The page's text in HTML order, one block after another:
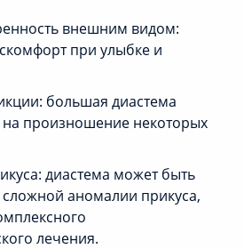
внешним видом:
при улыбке и
большая диастема
на произношение некоторых
диастема может быть
аномалии прикуса,
лечения.